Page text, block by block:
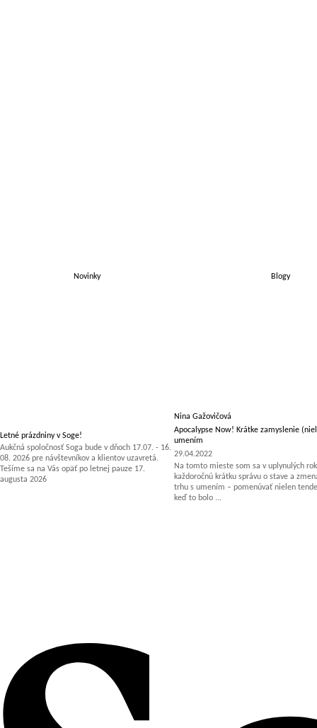
Novinky Blogy
Letné prázdniny v Soge!
Aukčná spoločnosť Soga bude v dňoch 17.07. - 16.
08. 2026 pre návštevníkov a klientov uzavretá.
Tešíme sa na Vás opäť po letnej pauze 17.
augusta 2026
Nina Gažovičová
Apocalypse Now! Krátke zamyslenie
umením
29.04.2022
Na tomto mieste som sa v uplynulých
každoročnú krátku správu o stave a
trhu s umením – pomenúvať nielen
keď to bolo ...